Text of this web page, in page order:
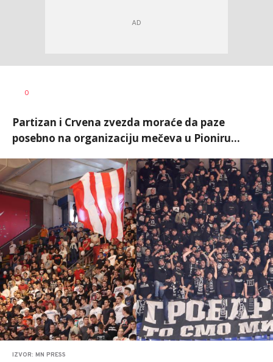
AUTOR
0
Partizan i Crvena zvezda moraće da paze
posebno na organizaciju mečeva u Pioniru...
IZVOR: MN PRESS